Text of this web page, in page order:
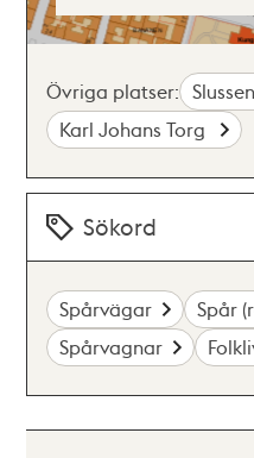
Övriga platser: Slussen
Karl Johans Torg
Sökord
Spårvägar Spår
Spårvagnar